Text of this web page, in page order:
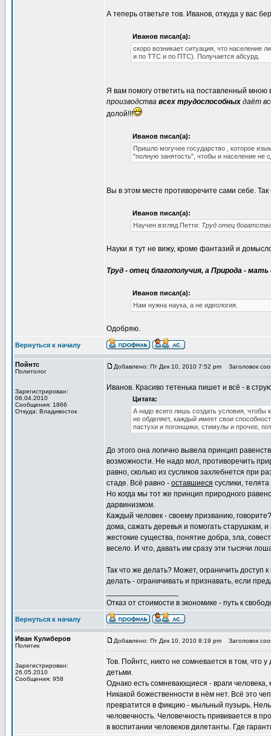
А теперь ответьте тов. Иванов, откуда у вас
Иванов писал(а):
скоро возникает ситуация, что население
и по ТТС и по ПТС). Получается абсурд.
Я вам помогу ответить на поставленный
производства всех трудоспособных даёт
долой!!!
Иванов писал(а):
Пришло могучее государство , которое
"полную занятость", чтобы и население не
Вы в этом месте противоречите сами себе.
Иванов писал(а):
Научен взгляд Петти: Труд отец
Науки я тут не вижу, кроме фантазий и
Труд - отец благополучия, а Природа - мать
Иванов писал(а):
Нам нужна наука, а не идеология.
Одобряю.
Вернуться к началу
Пойнтс
Политолог
Зарегистрирован:
06.04.2010
Сообщения: 1866
Откуда: Владивосток
Добавлено: Пт Дек 10, 2010 7:52 pm Заголовок
Иванов. Красиво тетенька пишет и всё - в
Цитата:
А надо всего лишь создать условия, чтобы
не обделяет, каждый имеет свои
пастухи и погонщики, стимулы и прочее,
До этого она логично вывела принцип
возможности. Не надо мол, противоречить
равно, сколько из сусликов захлебнется при
стаде. Всё равно - оставшиеся суслики,
Но когда мы тот же принцип природного
дарвинизмом.
Каждый человек - своему призванию,
дома, сажать деревья и помогать старушкам,
жестокие существа, понятие добра, зла,
весело. И что, давать им сразу эти тысячи
Так что же делать? Может, ограничить доступ
делать - ограничивать и признавать, если
Отказ от стоимости в экономике - путь к
Вернуться к началу
Иван Кулиберов
Политик
Зарегистрирован:
26.05.2010
Сообщения: 958
Добавлено: Пт Дек 10, 2010 8:19 pm Заголовок
Тов. Пойнтс, никто не сомневается в том, что
детьми.
Однако есть сомневающиеся - враги
Никакой божественности в нём нет. Всё это
превратится в фикцию - мыльный пузырь.
человечность. Человечность прививается в
в воспитании человеков дилетанты. Где